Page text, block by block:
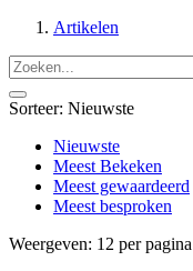
Artikelen
Sorteer: Nieuwste
Nieuwste
Meest Bekeken
Meest gewaardeerd
Meest besproken
Weergeven: 12 per pagina